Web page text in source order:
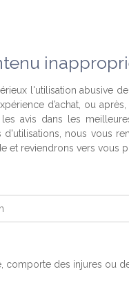
l'utilisation abusive
d’achat, ou
avis dans les
d'utilisations, nous vous
et reviendrons vers vous
comporte des injures ou